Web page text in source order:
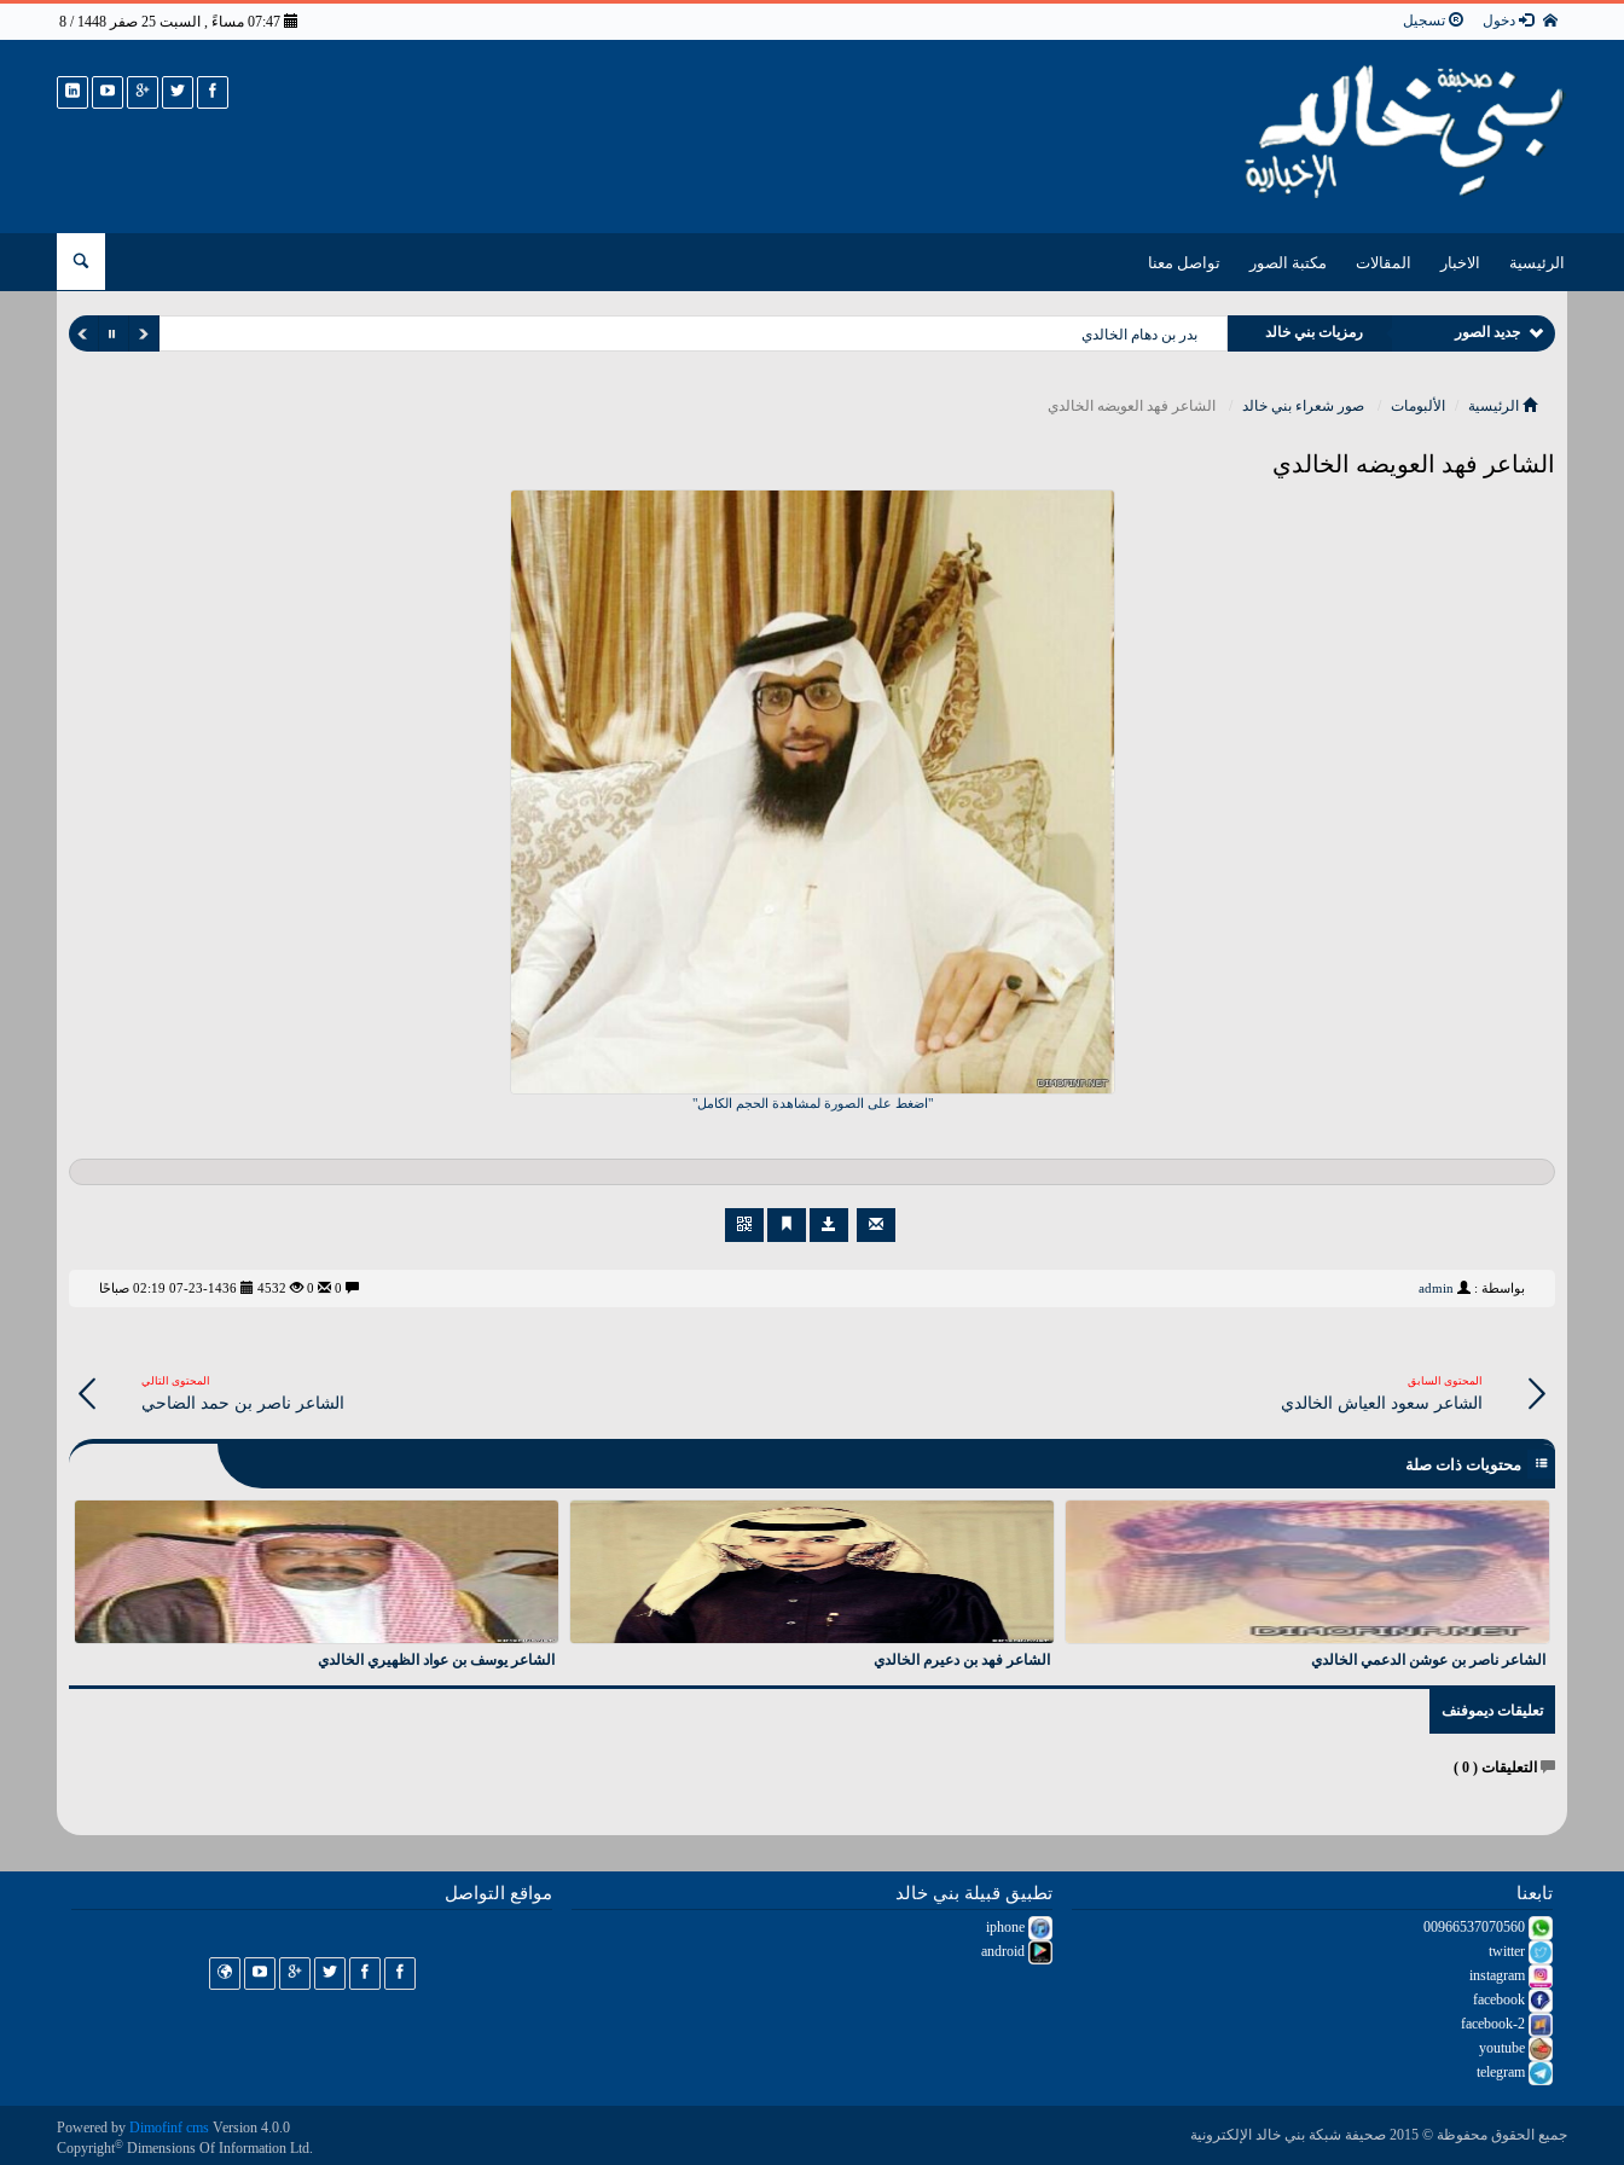
دخول تسجيل
الرئيسية الاخبار المقالات مكتبة الصور تواصل معنا
جديد الصور رمزيات بني خالد
صور مشايخ بني خالد
بدر بن دهام الخالدي
الرئيسية الألبومات صور شعراء بني خالد الشاعر فهد العويضه الخالدي
الشاعر فهد العويضه الخالدي
اضغط على الصورة لمشاهدة الحجم الكامل
بواسطة : admin
4532
المحتوى السابق
الشاعر سعود العياش الخالدي
المحتوى التالي
الشاعر ناصر بن حمد الضاحي
محتويات ذات صلة
الشاعر ناصر بن عوشن الدعمي الخالدي الشاعر فهد بن دعيرم الخالدي الشاعر يوسف بن عواد الظهيري الخالدي
تعليقات ديموفنف
التعليقات ( 0
)
تابعنا تطبيق قبيلة بني خالد مواقع التواصل
جميع الحقوق محفوظة © 2015 صحيفة شبكة بني خالد الإلكترونية Powered by Dimofinf cms Version 4.0.0
Copyright© Dimensions Of Information Ltd.